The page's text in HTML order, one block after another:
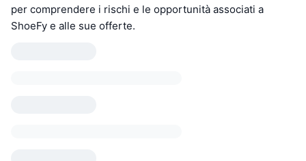
per comprendere i rischi e le opportunità associati a
ShoeFy e alle sue offerte.